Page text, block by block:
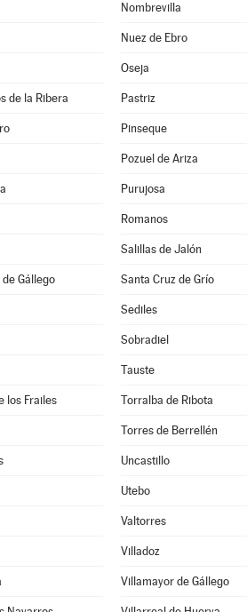
Nombrevilla
Nuez de Ebro
Oseja
de la Ribera Pastriz
Pinseque
Pozuel de Ariza
Purujosa
Romanos
Salillas de Jalón
Gállego Santa Cruz de Grío
Sediles
Sobradiel
Tauste
los Frailes Torralba de Ribota
Torres de Berrellén
Uncastillo
Utebo
Valtorres
Villadoz
Villamayor de Gállego